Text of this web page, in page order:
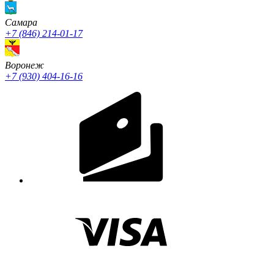
Cамара
+7 (846) 214-01-17
Воронеж
+7 (930) 404-16-16